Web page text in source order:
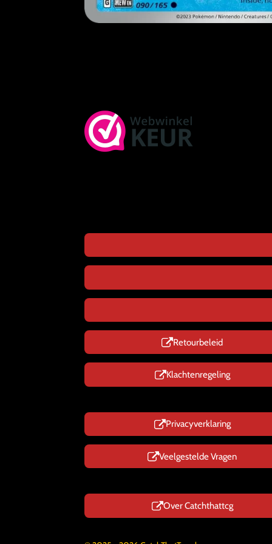
Retourbeleid
Klachtenregeling
Privacyverklaring
Veelgestelde Vragen
Over Catchthattcg